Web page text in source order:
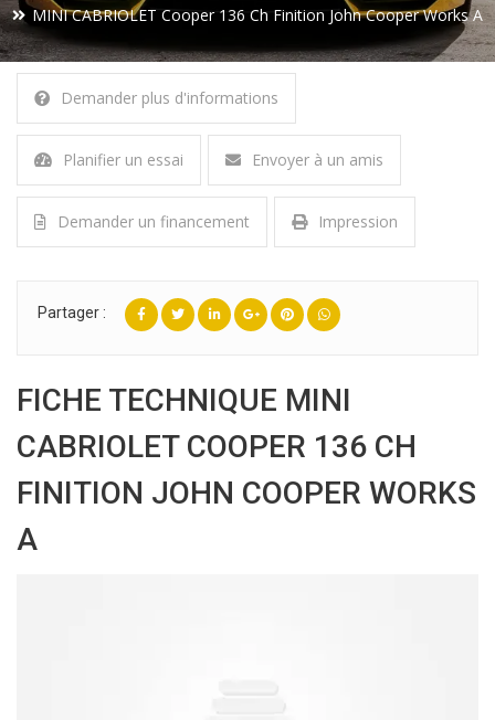
MINI CABRIOLET Cooper 136 Ch Finition John Cooper Works A
Demander plus d'informations
Planifier un essai Envoyer à un amis
Demander un financement Impression
Partager :
FICHE TECHNIQUE MINI
CABRIOLET COOPER 136 CH
FINITION JOHN COOPER WORKS
A